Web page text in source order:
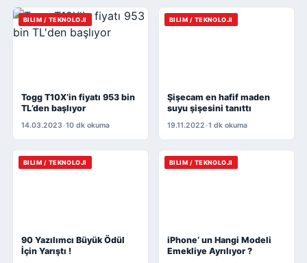
BILIM / TEKNOLOJI
Togg T10X’in fiyatı 953 bin
TL’den başlıyor
14.03.2023•10 dk okuma
BILIM / TEKNOLOJI
Şişecam en hafif maden
suyu şişesini tanıttı
19.11.2022•1 dk okuma
BILIM / TEKNOLOJI
90 Yazılımcı Büyük Ödül
İçin Yarıştı !
BILIM / TEKNOLOJI
iPhone‘ un Hangi Modeli
Emekliye Ayrılıyor ?